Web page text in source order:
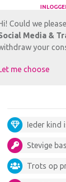
Ieder kind
Stevige
Trots op
Could we
Media &
your
me choose